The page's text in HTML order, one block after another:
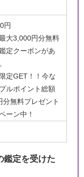
円
大3,000円分無料
定クーポンがあ
定GET！！今な
ルポイント総額
分無料プレゼント
ーン中！
鑑定を受けた